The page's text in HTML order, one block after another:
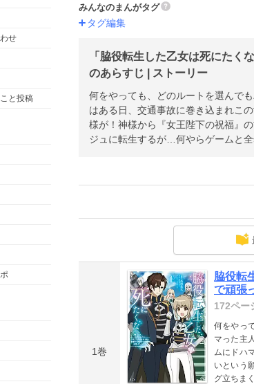
せ
と投稿
みんなのまんがタグ
タグ編集
「脇役転生した乙女は死にたく
のあらすじ | ストーリー
何をやっても、どのルートを選んで
はある日、交通事故に巻き込まれこ
様が！神様から『女王陛下の祝福』
ジュに転生するが…何やらゲームと
1巻
脇役転
で頑張
172ペー
何をやっ
マった主
ムにドハ
いという
グ立ちま